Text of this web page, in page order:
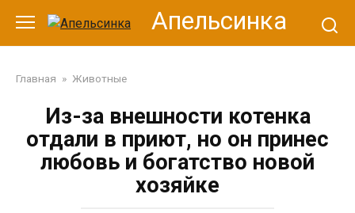
контенту
Апельсинка
Главная » Животные
Из-за внешности котенка
отдали в приют, но он принес
любовь и богатство новой
хозяйке